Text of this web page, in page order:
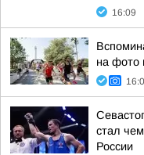
16:09
на фото
стал
России